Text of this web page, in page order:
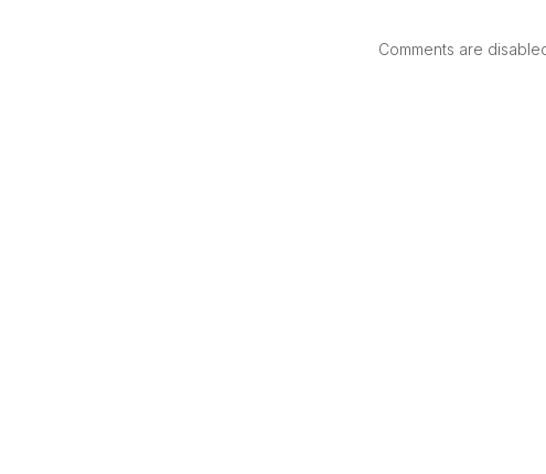
Comments are